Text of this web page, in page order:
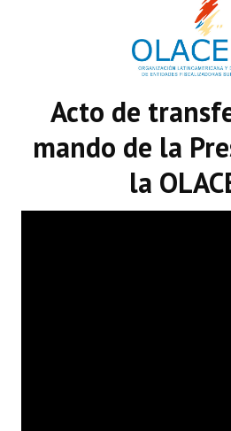
Acto de
mando de la
la